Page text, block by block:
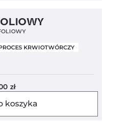
KRWIOTWÓRCZY
zł
koszyka